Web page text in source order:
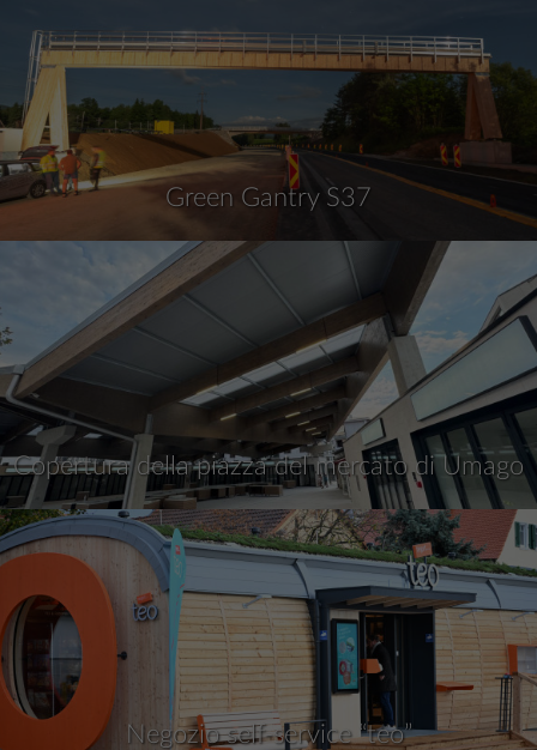
Green Gantry S37
Copertura della piazza del mercato di Umago
Negozio self-service “teo”